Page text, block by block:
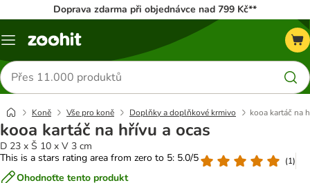
Doprava zdarma při objednávce nad 799 Kč**
Menu
Hledat
produkty
Koně Vše pro koně Doplňky a doplňkové krmivo kooa kartáč na
kooa kartáč na hřívu a ocas
D 23 x Š 10 x V 3 cm
This is a stars rating area from zero to 5: 5.0/5
(1)
Ohodnoťte tento produkt